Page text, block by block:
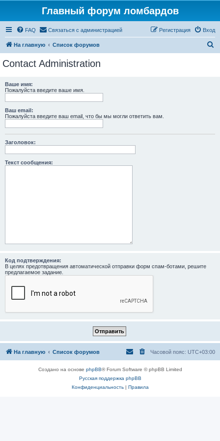
Главный форум ломбардов
FAQ Связаться с администрацией Вход
Регистрация
На главную Список форумов
Contact Administration
Ваше имя:
Пожалуйста введите ваше имя.
Ваш email:
Пожалуйста введите ваш email, что бы мы могли ответить вам.
Заголовок:
Текст сообщения:
Код подтверждения:
В целях предотвращения автоматической отправки форм спам-ботами, решите
предлагаемое задание.
На главную Список форумов Часовой пояс: UTC+03:00
Создано на основе phpBB® Forum Software © phpBB Limited
Русская поддержка phpBB
Конфиденциальность| Правила